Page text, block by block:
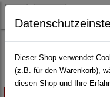
Würzpflanzen/Nutzpflanzen/
Dieser Shop verwendet
(z.B. für den Warenkorb),
diesen Shop und Ihre